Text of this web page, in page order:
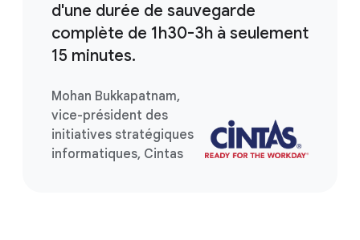
d'une durée de sauvegarde
complète de 1h30-3h à seulement
15 minutes.
Mohan Bukkapatnam,
vice-président des
initiatives stratégiques
informatiques, Cintas